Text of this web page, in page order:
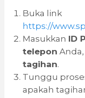
Buka link
https://
Masukkan ID
telepon
tagihan.
Tunggu
apakah